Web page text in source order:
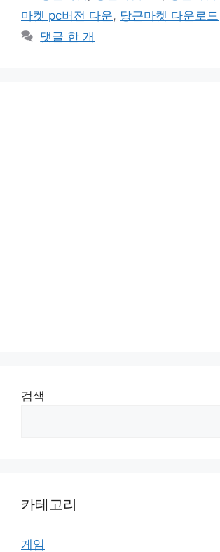
고
리
그
마켓 pc버전 다운, 당근마켓 다운로드
댓글 한 개
검색
카테고리
게임